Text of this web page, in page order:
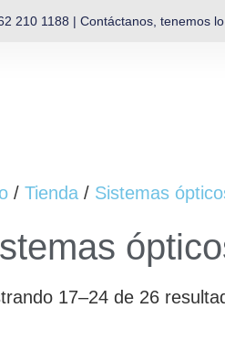
210 1188 | Contáctanos, tenemos
/ Tienda / Sistemas
17–24 de 26